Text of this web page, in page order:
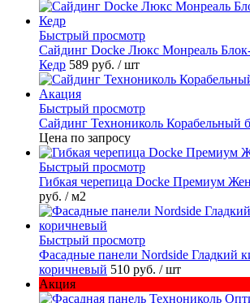
Быстрый просмотр
Сайдинг Docke Люкс Монреаль
Кедр 589 руб. / шт
Быстрый просмотр
Сайдинг Технониколь Корабельный
Цена по запросу
Быстрый просмотр
Гибкая черепица Docke Премиум
руб. / м2
Быстрый просмотр
Фасадные панели Nordside Гладкий
коричневый 510 руб. / шт
Акция